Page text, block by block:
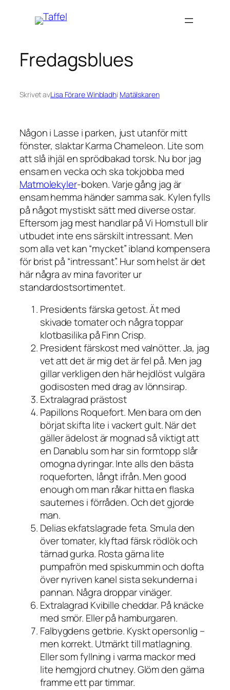
Fredagsblues
Skrivet avLisa Förare Winbladhi Matälskaren
Någon i Lasse i parken, just utanför mitt
fönster, slaktar Karma Chameleon. Lite som
att slå ihjäl en sprödbakad torsk. Nu bor jag
ensam en vecka och ska tokjobba med
Matmolekyler-boken. Varje gång jag är
ensam hemma händer samma sak. Kylen fylls
på något mystiskt sätt med diverse ostar.
Eftersom jag mest handlar på Vi Hornstull blir
utbudet inte ens särskilt intressant. Men
som alla vet kan “mycket” ibland kompensera
för brist på “intressant”. Hur som helst är det
här några av mina favoriter ur
standardostsortimentet.
Presidents färska getost. Ät med
skivade tomater och några toppar
klotbasilika på Finn Crisp.
President färskost med valnötter. Ja, jag
vet att det är mig det är fel på. Men jag
gillar verkligen den här hejdlöst vulgära
godisosten med drag av lönnsirap.
Extralagrad prästost
Papillons Roquefort. Men bara om den
börjat skifta lite i vackert gult. När det
gäller ädelost är mognad så viktigt att
en Danablu som har sin formtopp slår
omogna dyringar. Inte alls den bästa
roqueforten, långt ifrån. Men good
enough om man råkar hitta en flaska
sauternes i förråden. Och det gjorde
man.
Delias ekfatslagrade feta. Smula den
över tomater, klyftad färsk rödlök och
tärnad gurka. Rosta gärna lite
pumpafrön med spiskummin och dofta
över nyriven kanel sista sekunderna i
pannan. Några droppar vinäger.
Extralagrad Kvibille cheddar. På knäcke
med smör. Eller på hamburgaren.
Falbygdens getbrie. Kyskt opersonlig –
men korrekt. Utmärkt till matlagning.
Eller som fyllning i varma mackor med
lite hemgjord chutney. Glöm den gärna
framme ett par timmar.